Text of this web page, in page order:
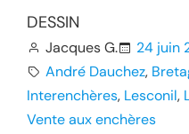
DESSIN
Jacques G. 24 juin
André Dauchez,
Interenchères, Lesconil,
Vente aux enchères